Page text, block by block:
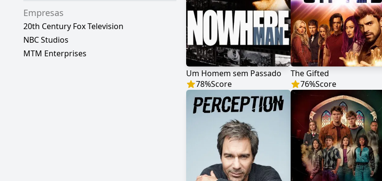
Empresas
20th Century Fox Television
NBC Studios
MTM Enterprises
Um Homem sem Passado
78%Score
The Gifted
76%Score